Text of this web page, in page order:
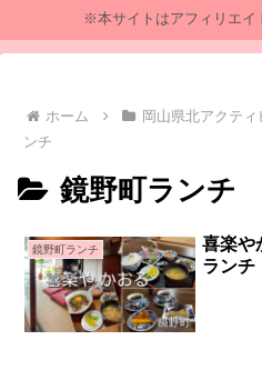
※本サイトはアフィリエイ
ホーム 岡山県北アクテ
ンチ
鏡野町ランチ
鏡野町ランチ
喜楽や
ランチ